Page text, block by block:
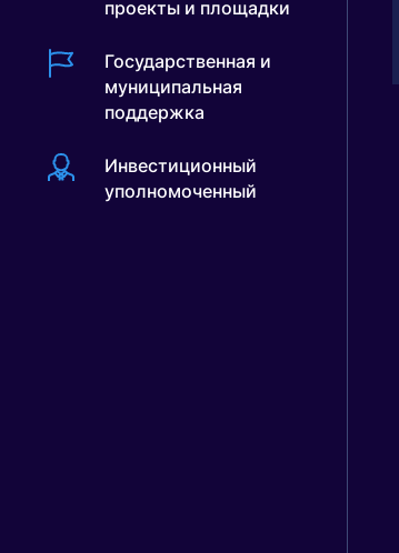
проекты и площадки
Государственная и
муниципальная
поддержка
Инвестиционный
уполномоченный